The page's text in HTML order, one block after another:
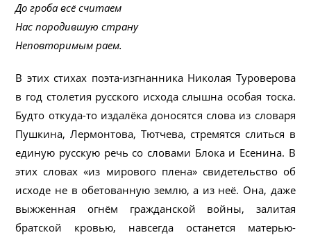
До гроба всё считаем
Нас породившую страну
Неповторимым раем.
В этих стихах поэта-изгнанника Николая Туроверова
в год столетия русского исхода слышна особая тоска.
Будто откуда-то издалёка доносятся слова из словаря
Пушкина, Лермонтова, Тютчева, стремятся слиться в
единую русскую речь со словами Блока и Есенина. В
этих словах «из мирового плена» свидетельство об
исходе не в обетованную землю, а из неё. Она, даже
выжженная огнём гражданской войны, залитая
братской кровью, навсегда останется матерью-